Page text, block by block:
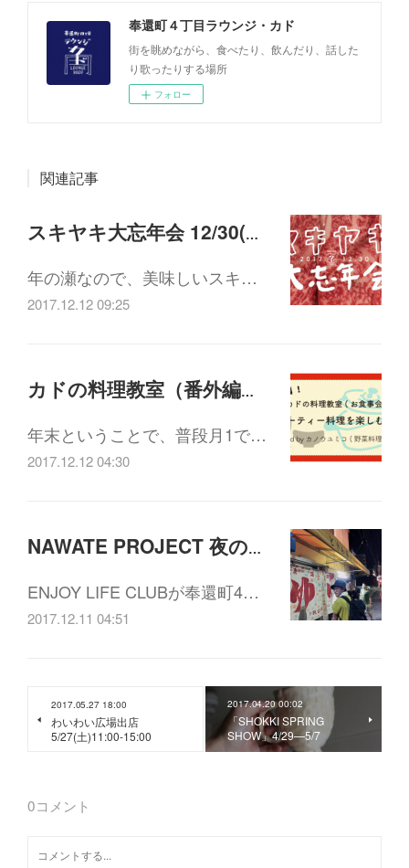
奉還町４丁目ラウンジ・カド
街を眺めながら、食べたり、飲んだり、話した
り歌ったりする場所
フォロー
関連記事
スキヤキ大忘年会 12/30(土)18:00-21:30
年の瀬なので、美味しいスキ…
2017.12.12 09:25
カドの料理教室（番外編）「パーティー料理を楽しむ会」12/26(火)19:00-21:30
年末ということで、普段月1で…
2017.12.12 04:30
NAWATE PROJECT 夜の茶話会vol.6 「奉還町 幻の4丁目会議」12/19(火)19:30-21:00
ENJOY LIFE CLUBが奉還町4…
2017.12.11 04:51
2017.05.27 18:00
わいわい広場出店
5/27(土)11:00-15:00
2017.04.20 00:02
「SHOKKI SPRING
SHOW」4/29—5/7
0コメント